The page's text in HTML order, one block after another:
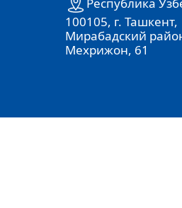
100105, г. Ташкент,
Мирабадский
Мехрижон, 61